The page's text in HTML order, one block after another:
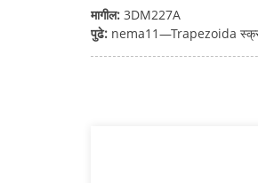
मागील: 3DM227A
पुढे: nema11—Trapezoida